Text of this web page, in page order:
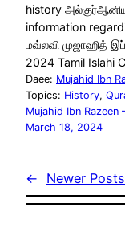
history
information
மவ்லவி முஜாஹித்
2024 Tamil Islahi
Daee: Mujahid Ibn
Topics: History,
Mujahid Ibn
March 18, 2024
← Newer Posts